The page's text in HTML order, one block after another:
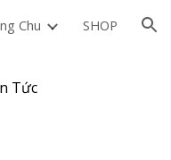
Chu SHOP
Tức